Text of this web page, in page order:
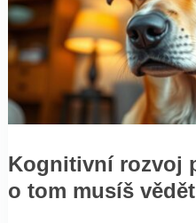
Kognitivní rozvoj
o tom musíš